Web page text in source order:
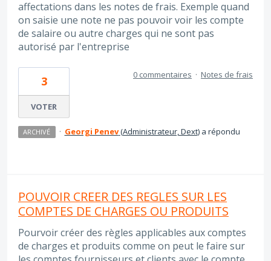
affectations dans les notes de frais. Exemple quand
on saisie une note ne pas pouvoir voir les compte
de salaire ou autre charges qui ne sont pas
autorisé par l'entreprise
3
VOTER
0 commentaires · Notes de frais
ARCHIVÉ · Georgi Penev(Administrateur, Dext)a répondu
POUVOIR CREER DES REGLES SUR LES
COMPTES DE CHARGES OU PRODUITS
Pourvoir créer des règles applicables aux comptes
de charges et produits comme on peut le faire sur